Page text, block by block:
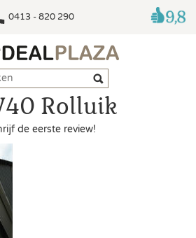
0413 - 820 290
Rolluik
de eerste review!